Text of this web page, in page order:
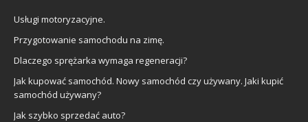
Usługi motoryzacyjne.
Przygotowanie samochodu na zimę.
Dlaczego sprężarka wymaga regeneracji?
Jak kupować samochód. Nowy samochód czy używany. Jaki kupić
samochód używany?
Jak szybko sprzedać auto?